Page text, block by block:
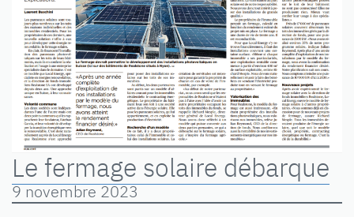
Le fermage solaire débarque
9 novembre 2023